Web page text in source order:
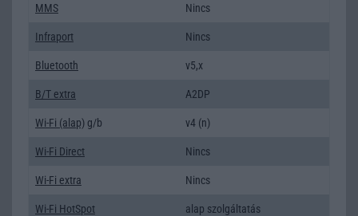
MMS Nincs
Infraport Nincs
Bluetooth v5,x
B/T extra A2DP
Wi-Fi (alap) g/b v4 (n)
Wi-Fi Direct Nincs
Wi-Fi extra Nincs
Wi-Fi HotSpot alap szolgáltatás